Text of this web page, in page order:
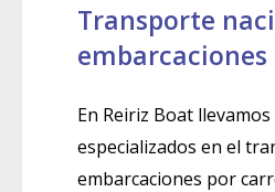
Transporte
embarcaciones
En Reiriz Boat
especializados en el
embarcaciones por